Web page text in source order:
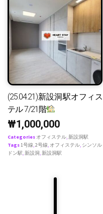
(25.04.21)新設洞駅オフィス
テル 7/21階
₩1,000,000
Categories オフィステル,新設洞駅
Tags1号線,2号線, オフィステル, シンソル
ドン駅,新設洞,新設洞駅